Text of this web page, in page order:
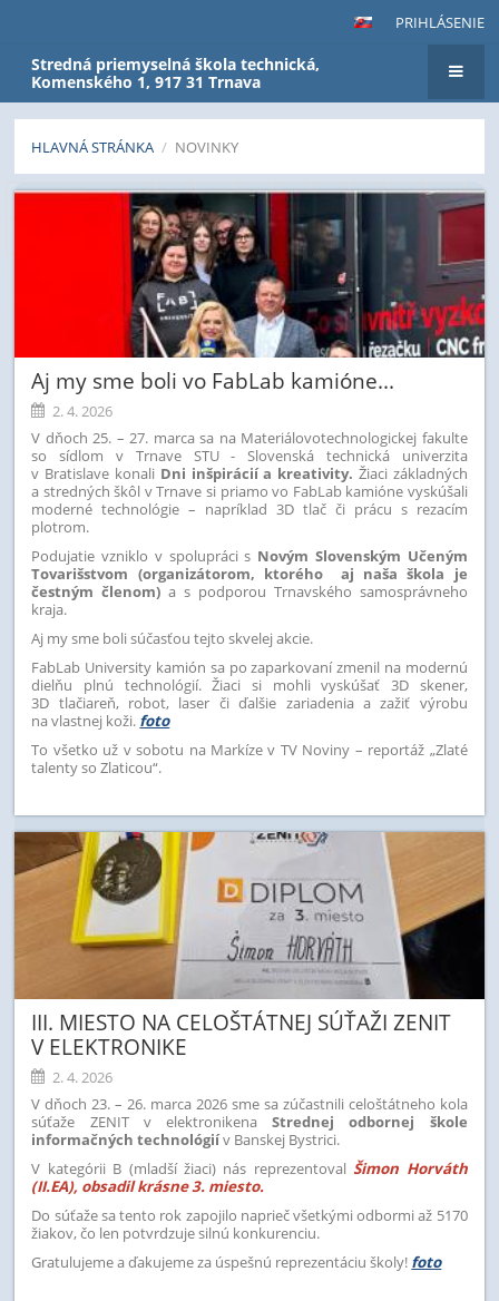
PRIHLÁSENIE
Stredná priemyselná škola technická,
Komenského 1, 917 31 Trnava
HLAVNÁ STRÁNKA / NOVINKY
Novinky
Aj my sme boli vo FabLab kamióne...
2. 4. 2026
V dňoch 25. – 27. marca sa na Materiálovotechnologickej fakulte
so sídlom v Trnave STU - Slovenská technická univerzita
v Bratislave konali Dni inšpirácií a kreativity. Žiaci základných
a stredných škôl v Trnave si priamo vo FabLab kamióne vyskúšali
moderné technológie – napríklad 3D tlač či prácu s rezacím
plotrom.
Podujatie vzniklo v spolupráci s Novým Slovenským Učeným
Tovarišstvom (organizátorom, ktorého aj naša škola je
čestným členom) a s podporou Trnavského samosprávneho
kraja.
Aj my sme boli súčasťou tejto skvelej akcie.
FabLab University kamión sa po zaparkovaní zmenil na modernú
dielňu plnú technológií. Žiaci si mohli vyskúšať 3D skener,
3D tlačiareň, robot, laser či ďalšie zariadenia a zažiť výrobu
na vlastnej koži. foto
To všetko už v sobotu na Markíze v TV Noviny – reportáž „Zlaté
talenty so Zlaticou“.
III. MIESTO NA CELOŠTÁTNEJ SÚŤAŽI ZENIT
V ELEKTRONIKE
2. 4. 2026
V dňoch 23. – 26. marca 2026 sme sa zúčastnili celoštátneho kola
súťaže ZENIT v elektronikenaStrednej odbornej škole
informačných technológiív Banskej Bystrici.
V kategórii B (mladší žiaci) nás reprezentovalŠimon Horváth
(II.EA), obsadil krásne 3. miesto.
Do súťaže sa tento rok zapojilo naprieč všetkými odbormi až 5170
žiakov, čo len potvrdzuje silnú konkurenciu.
Gratulujeme a ďakujeme za úspešnú reprezentáciu školy! foto
Predchádzajúci 1 2 3 4 5 6 7
8
Ďalší